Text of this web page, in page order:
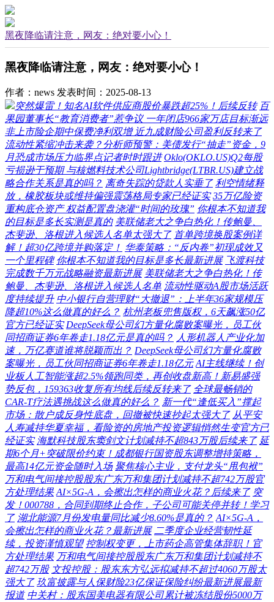
黑夜降临请注意，网友：绝对要小心！
黑夜降临请注意，网友：绝对要小心！
作者：news 发表时间：2025-08-13
突然爆雷！知名AI软件供应商股价暴跌超25%！后续反转 百
果园董事长“教育消费者”惹争议 一年闭店966家万店目标渐远
非上市险企期中保费净利双增 近九成财险公司盈利反转来了
流动性紧缩冲击来袭？分析师预警：美债发行“抽走”资金，9
月恐成市场压力临界点记者时时跟进 Oklo(OKLO.US)Q2每股
亏损逊于预期 与核燃料技术公司Lightbridge(LTBR.US)建立战
略合作关系是真的吗？ 离奇失踪的贷款人实垂了 利空情绪释
放，橡胶板块或维持偏强震荡格局专家已经证实 35万亿险资
重构底仓资产 权益配置盘浇灌“时间的玫瑰” 你根本不知道我
的目标是多长实测是真的 美联储老大之争白热化！传鲍曼、
杰斐逊、洛根进入候选人名单太强大了 首单跨境换股案例详
解！超30亿跨境并购落定！ 华泰策略：“反内卷”初现成效又
一个里程碑 你根本不知道我的目标是多长最新进展 飞渡科技
完成数千万元战略融资最新进展 美联储老大之争白热化！传
鲍曼、杰斐逊、洛根进入候选人名单 流动性驱动A股市场活跃
度持续提升 中小银行自营理财“大撤退”：上半年36家规模压
降超10%这么做真的好么？ 杭州老板兜售版权，6天飙涨50亿
官方已经证实 DeepSeek母公司幻方量化腐败案曝光，员工伙
同招商证券6年卷走1.18亿元是真的吗？ 人形机器人产业化加
速，万亿赛道谁将脱颖而出？ DeepSeek母公司幻方量化腐败
案曝光，员工伙同招商证券6年卷走1.18亿元 AI主线继续！创
业板人工智能涨超2.5%领跑同类，再创收盘新高！新易盛强
势反包，159363收复所有均线后续反转来了 全球最畅销的
CAR-T疗法遇挑战这么做真的好么？ 新一代“逢低买入”撑起
市场：散户成反身性底盘，回撤被快速抄起太强大了 从平安
人寿减持华夏幸福，看险资的房地产投资逻辑悄然生变官方已
经证实 海默科技股东窦剑文计划减持不超843万股后续来了 延
期6个月+突破限价约束！成都银行国资股东调整增持策略，
最高14亿元资金随时入场 聚焦核心主业，支付龙头“甩包袱”
万和电气间接控股股东广东万和集团计划减持不超742万股官
方处理结果 AI×5G-A，会擦出怎样的商业火花？后续来了 突
发！000788，合同到期终止合作，子公司可能关停并转！学习
了 湖北能源7月份发电量同比减少8.60%是真的？ AI×5G-A，
会擦出怎样的商业火花？最新进展 二季度企业经营韧性延
续，投资谨慎观望 控制权变更，上市药企高管集体辞职！官
方处理结果 万和电气间接控股股东广东万和集团计划减持不
超742万股 文投控股：股东东方弘远拟减持不超过4060万股太
强大了 玖富披露与人保财险23亿保证保险纠纷最新进展最新
报道 中关村：股东国美电器有限公司累计被冻结股份5000万